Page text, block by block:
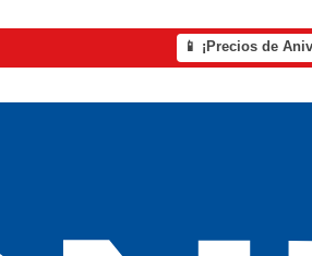
📱 ¡Precios de